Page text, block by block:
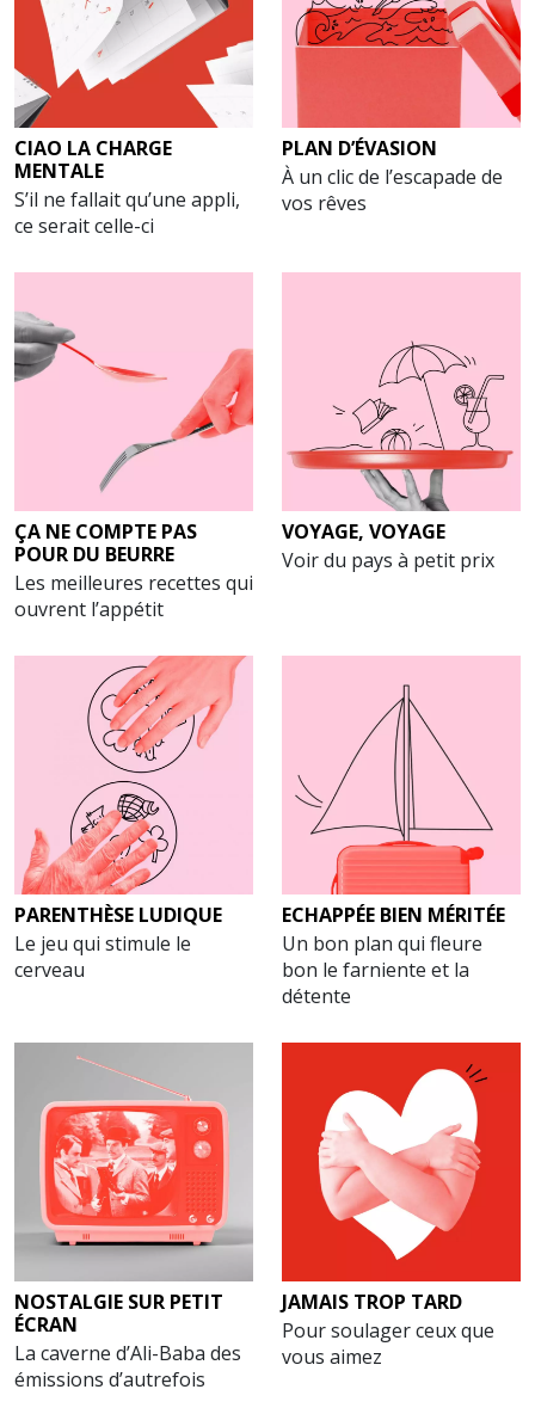
CIAO LA CHARGE
MENTALE
S’il ne fallait qu’une appli,
ce serait celle-ci
PLAN D’ÉVASION
À un clic de l’escapade de
vos rêves
ÇA NE COMPTE PAS
POUR DU BEURRE
Les meilleures recettes qui
ouvrent l’appétit
VOYAGE, VOYAGE
Voir du pays à petit prix
PARENTHÈSE LUDIQUE
Le jeu qui stimule le
cerveau
ECHAPPÉE BIEN MÉRITÉE
Un bon plan qui fleure
bon le farniente et la
détente
NOSTALGIE SUR PETIT
ÉCRAN
La caverne d’Ali-Baba des
émissions d’autrefois
JAMAIS TROP TARD
Pour soulager ceux que
vous aimez